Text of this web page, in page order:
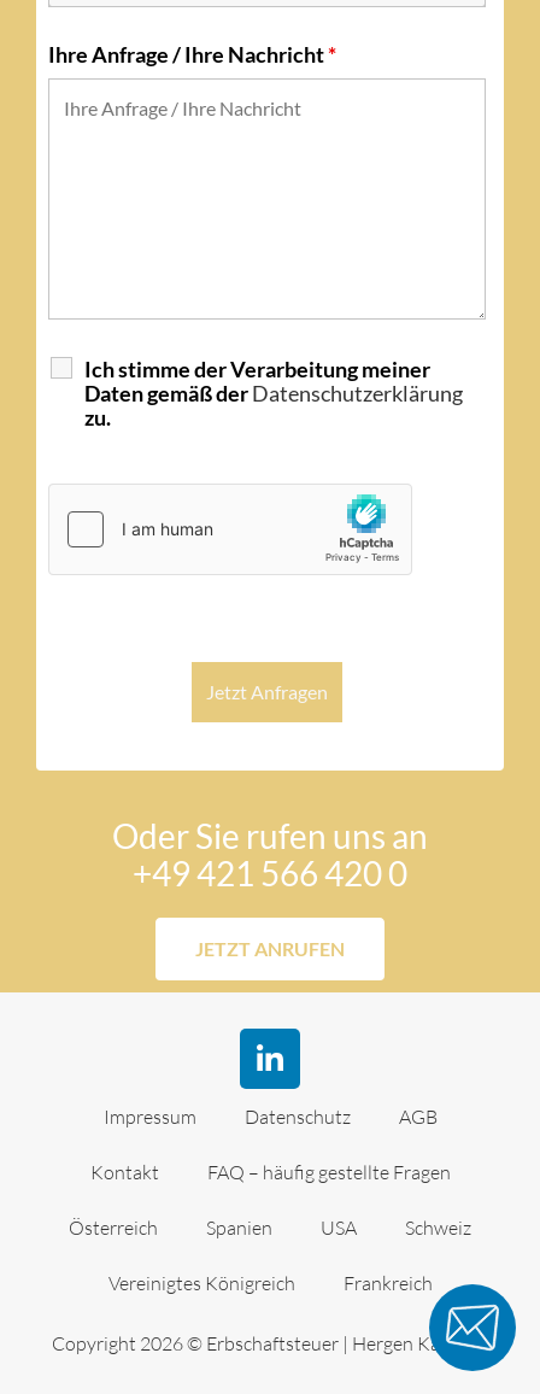
Ihre Anfrage / Ihre Nachricht*
Ich stimme der Verarbeitung meiner
Daten gemäß derDatenschutzerklärung
zu.
Oder Sie rufen uns an
+49 421 566 420 0
JETZT ANRUFEN
Impressum Datenschutz AGB
Kontakt FAQ – häufig gestellte Fragen
Österreich Spanien USA Schweiz
Vereinigtes Königreich Frankreich
Copyright 2026 © Erbschaftsteuer | Hergen Kassuba